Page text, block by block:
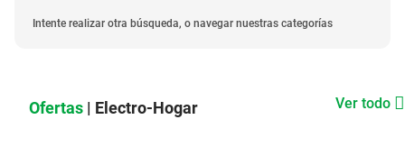
Intente realizar otra búsqueda, o navegar nuestras categorías
Ofertas | Electro-Hogar Ver todo